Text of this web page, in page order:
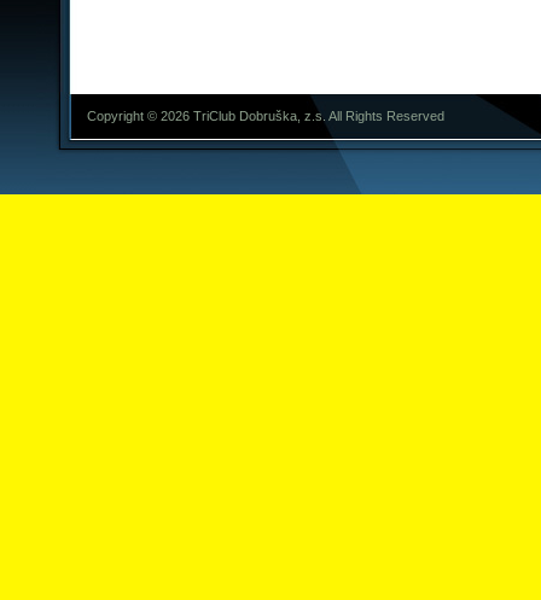
Copyright © 2026 TriClub Dobruška, z.s. All Rights Reserved